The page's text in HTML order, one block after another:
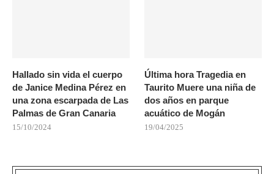
Hallado sin vida el cuerpo
de Janice Medina Pérez en
una zona escarpada de Las
Palmas de Gran Canaria
15/10/2024
Última hora Tragedia en
Taurito Muere una niña de
dos años en parque
acuático de Mogán
19/04/2025